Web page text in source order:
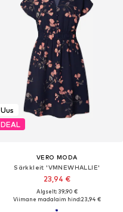
Uus
DEAL
VERO MODA
Särkkleit 'VMNEWHALLIE'
23,94 €
Algselt: 39,90 €
Viimane madalaim hind:23,94 €